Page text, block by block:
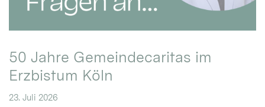
50 Jahre Gemeindecaritas im
Erzbistum Köln
23. Juli 2026